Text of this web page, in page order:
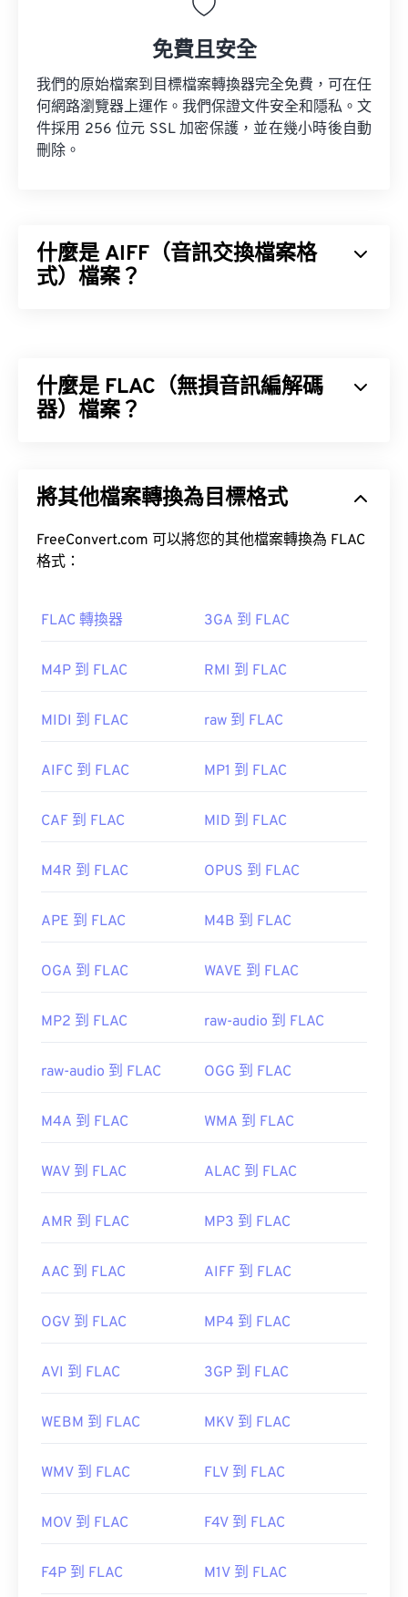
免費且安全
我們的原始檔案到目標檔案轉換器完全免費，可在任
何網路瀏覽器上運作。我們保證文件安全和隱私。文
件採用 256 位元 SSL 加密保護，並在幾小時後自動
刪除。
什麼是 AIFF（音訊交換檔案格
式）檔案？
不會損失原始音訊的品質或數據，但也意味著 AIFF
檔案會佔用更多空間。 AIFF 可以定位
如何開啟 AIFF 檔案？
預設情況下，AIFF 檔案會在Windows Media Player
或iTunes
請注意，如果您使用的是 Android 或非 Apple 設
啟。
開發者： 蘋果
實用連結：
https://en.wikipedia.org/wiki/
2619569
什麼是 FLAC（無損音訊編解碼
器）檔案？
訊品質和原始資料不會有任何損失。 FLAC 透過使用
右。
開啟 FLAC 檔案的預設程式是 VLC 媒體播放器。
此外，可實作 FLAC 的編解碼器包括 FFmpeg、
Flake 和 FLACCL，用於編碼。Audiocogs
是一種開源開源軟體。
初始發布：2001
https://en.wikipedia.org/wiki/FLAC
https://xiph.org/flac/
將其他檔案轉換為目標格式
FreeConvert.com 可以將您的其他檔案轉換為 FLAC
格式：
FLAC 轉換器 3GA 到 FLAC
M4P 到 FLAC RMI 到 FLAC
MIDI 到 FLAC raw 到 FLAC
AIFC 到 FLAC MP1 到 FLAC
CAF 到 FLAC MID 到 FLAC
M4R 到 FLAC OPUS 到 FLAC
APE 到 FLAC M4B 到 FLAC
OGA 到 FLAC WAVE 到 FLAC
MP2 到 FLAC raw-audio 到 FLAC
raw-audio 到 FLAC OGG 到 FLAC
M4A 到 FLAC WMA 到 FLAC
WAV 到 FLAC ALAC 到 FLAC
AMR 到 FLAC MP3 到 FLAC
AAC 到 FLAC AIFF 到 FLAC
OGV 到 FLAC MP4 到 FLAC
AVI 到 FLAC 3GP 到 FLAC
WEBM 到 FLAC MKV 到 FLAC
WMV 到 FLAC FLV 到 FLAC
MOV 到 FLAC F4V 到 FLAC
F4P 到 FLAC M1V 到 FLAC